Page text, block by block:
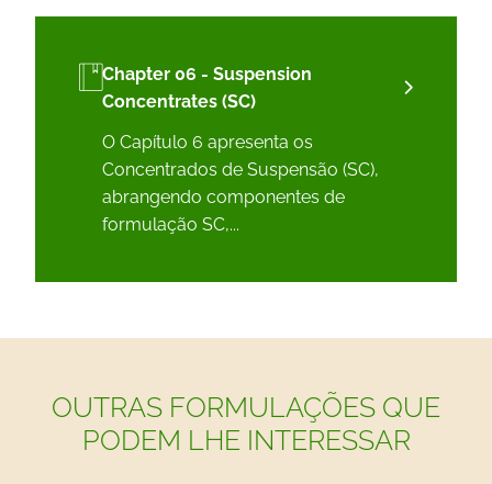
Chapter 06 - Suspension
Concentrates (SC)
O Capítulo 6 apresenta os
Concentrados de Suspensão (SC),
abrangendo componentes de
formulação SC,...
OUTRAS FORMULAÇÕES QUE
PODEM LHE INTERESSAR